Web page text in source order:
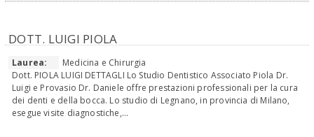
DOTT. LUIGI PIOLA
Laurea:
Medicina e Chirurgia
Dott. PIOLA LUIGI DETTAGLI Lo Studio Dentistico Associato Piola Dr.
Luigi e Provasio Dr. Daniele offre prestazioni professionali per la cura
dei denti e della bocca. Lo studio di Legnano, in provincia di Milano,
esegue visite diagnostiche,...